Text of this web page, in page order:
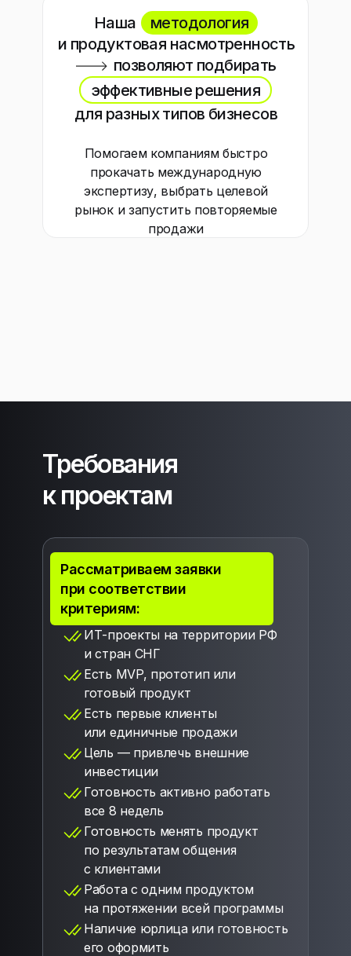
для разных типов бизнесов
позволяют подбирать
Наша
и продуктовая насмотренность
Помогаем компаниям быстро
прокачать международную
экспертизу, выбрать целевой
рынок и запустить повторяемые
продажи
эффективные решения
методология
Требования
к проектам
Рассматриваем заявки
при соответствии
критериям:
ИТ-проекты на территории РФ
и стран СНГ
Есть MVP, прототип или
готовый продукт
Есть первые клиенты
или единичные продажи
Цель — привлечь внешние
инвестиции
Готовность активно работать
все 8 недель
Готовность менять продукт
по результатам общения
с клиентами
Работа с одним продуктом
на протяжении всей программы
Наличие юрлица или готовность
его оформить